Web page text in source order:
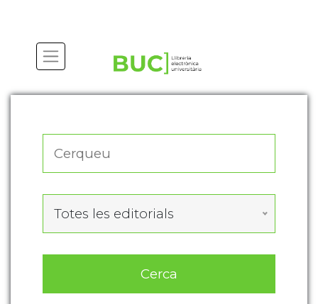
Totes les editorials
Cerca